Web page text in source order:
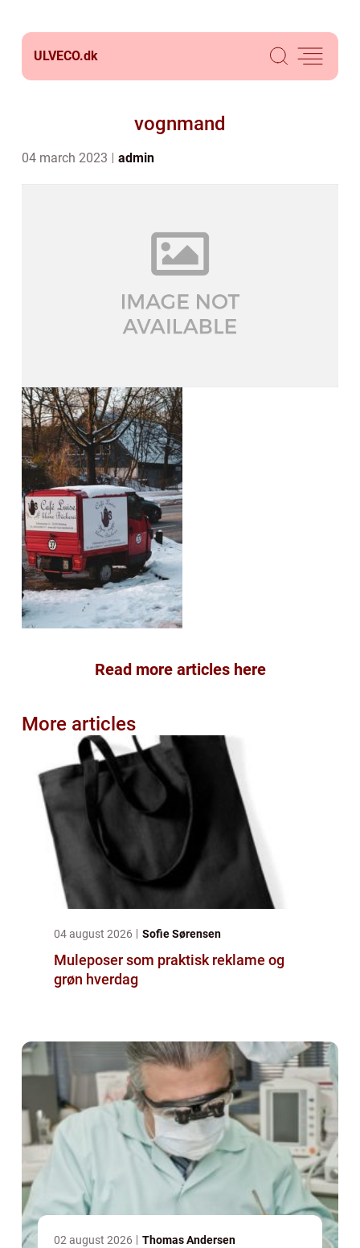
ULVECO.dk
vognmand
04 march 2023 admin
Read more articles here
More articles
04 august 2026 Sofie Sørensen
Muleposer som praktisk reklame og
grøn hverdag
02 august 2026 Thomas Andersen